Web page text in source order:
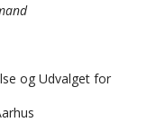
og Udvalget for